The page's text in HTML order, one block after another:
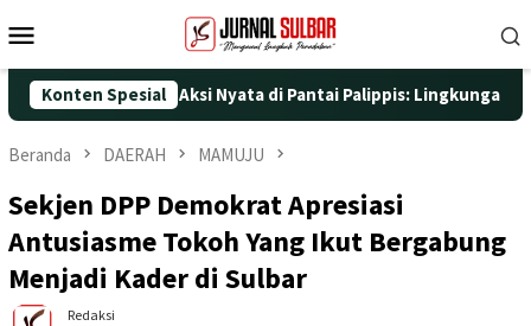
ke
Mobile
Konten Spesial
25 dengan Aksi Nyata di Pantai Palippis: Lingkungan dan
Beranda DAERAH MAMUJU
Sekjen DPP Demokrat Apresiasi
Antusiasme Tokoh Yang Ikut Bergabung
Menjadi Kader di Sulbar
Redaksi